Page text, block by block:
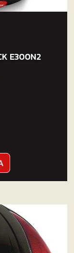
E300N2